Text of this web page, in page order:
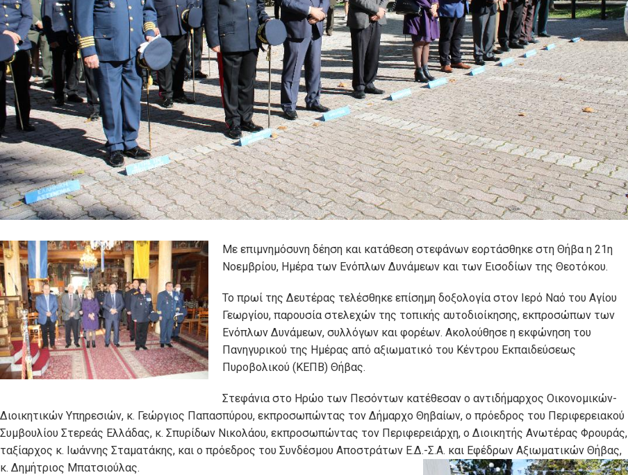
Με επιμνημόσυνη δέηση και κατάθεση στεφάνων εορτάσθηκε στη Θήβα η 21η
Νοεμβρίου, Ημέρα των Ενόπλων Δυνάμεων και των Εισοδίων της Θεοτόκου.
Το πρωί της Δευτέρας τελέσθηκε επίσημη δοξολογία στον Ιερό Ναό του Αγίου
Γεωργίου, παρουσία στελεχών της τοπικής αυτοδιοίκησης, εκπροσώπων των
Ενόπλων Δυνάμεων, συλλόγων και φορέων. Ακολούθησε η εκφώνηση του
Πανηγυρικού της Ημέρας από αξιωματικό του Κέντρου Εκπαιδεύσεως
Πυροβολικού (ΚΕΠΒ) Θήβας.
Στεφάνια στο Ηρώο των Πεσόντων κατέθεσαν ο αντιδήμαρχος Οικονομικών-
Διοικητικών Υπηρεσιών, κ. Γεώργιος Παπασπύρου, εκπροσωπώντας τον Δήμαρχο Θηβαίων, ο πρόεδρος του Περιφερειακού
Συμβουλίου Στερεάς Ελλάδας, κ. Σπυρίδων Νικολάου, εκπροσωπώντας τον Περιφερειάρχη, ο Διοικητής Ανωτέρας Φρουράς,
ταξίαρχος κ. Ιωάννης Σταματάκης, και ο πρόεδρος του Συνδέσμου Αποστράτων Ε.Δ.-Σ.Α. και Εφέδρων Αξιωματικών Θήβας,
κ. Δημήτριος Μπατσιούλας.